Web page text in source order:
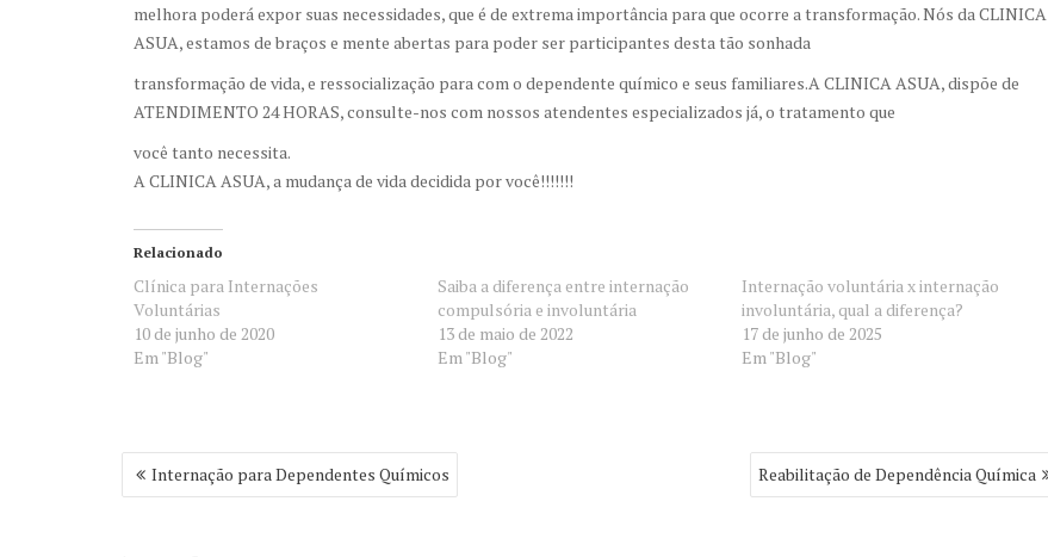
melhora poderá expor suas necessidades, que é de extrema importância para que ocorre a transformação. Nós da CLINICA
ASUA, estamos de braços e mente abertas para poder ser participantes desta tão sonhada
transformação de vida, e ressocialização para com o dependente químico e seus familiares.A CLINICA ASUA, dispõe de
ATENDIMENTO 24 HORAS, consulte-nos com nossos atendentes especializados já, o tratamento que
você tanto necessita.
A CLINICA ASUA, a mudança de vida decidida por você!!!!!!!
Relacionado
Clínica para Internações
Voluntárias
10 de junho de 2020
Em "Blog"
Saiba a diferença entre internação
compulsória e involuntária
13 de maio de 2022
Em "Blog"
Internação voluntária x internação
involuntária, qual a diferença?
17 de junho de 2025
Em "Blog"
Navegação
de
Internação para Dependentes Químicos Reabilitação de Dependência Química